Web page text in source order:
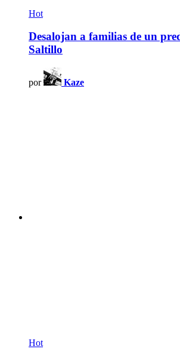
Hot
Desalojan a familias de un
Saltillo
por Kaze
Hot